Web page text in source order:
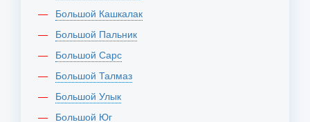
Большой Кашкалак
Большой Пальник
Большой Сарс
Большой Талмаз
Большой Улык
Большой Юг